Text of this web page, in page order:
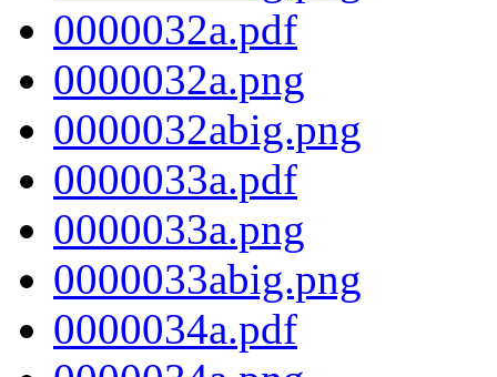
0000032a.pdf
0000032a.png
0000032abig.png
0000033a.pdf
0000033a.png
0000033abig.png
0000034a.pdf